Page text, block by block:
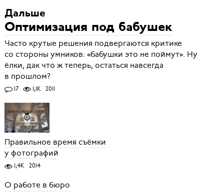
Дальше
Оптимизация под бабушек
Часто крутые решения подвергаются критике
со стороны умников: «бабушки это не поймут». Ну
ёлки, дак что ж теперь, остаться навсегда
в прошлом?
17 1,1K 2011
Правильное время съёмки
у фотографий
1,4K 2014
О работе в бюро